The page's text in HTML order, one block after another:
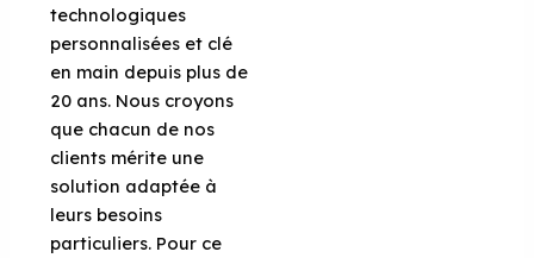
technologiques
personnalisées et clé
en main depuis plus de
20 ans. Nous croyons
que chacun de nos
clients mérite une
solution adaptée à
leurs besoins
particuliers. Pour ce